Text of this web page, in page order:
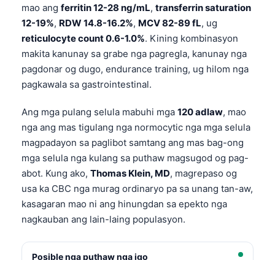
mao ang ferritin 12-28 ng/mL, transferrin saturation
12-19%, RDW 14.8-16.2%, MCV 82-89 fL, ug
reticulocyte count 0.6-1.0%. Kining kombinasyon
makita kanunay sa grabe nga pagregla, kanunay nga
pagdonar og dugo, endurance training, ug hilom nga
pagkawala sa gastrointestinal.
Ang mga pulang selula mabuhi mga 120 adlaw, mao
nga ang mas tigulang nga normocytic nga mga selula
magpadayon sa paglibot samtang ang mas bag-ong
mga selula nga kulang sa puthaw magsugod og pag-
abot. Kung ako, Thomas Klein, MD, magrepaso og
usa ka CBC nga murag ordinaryo pa sa unang tan-aw,
kasagaran mao ni ang hinungdan sa epekto nga
nagkauban ang lain-laing populasyon.
Posible nga puthaw nga igo